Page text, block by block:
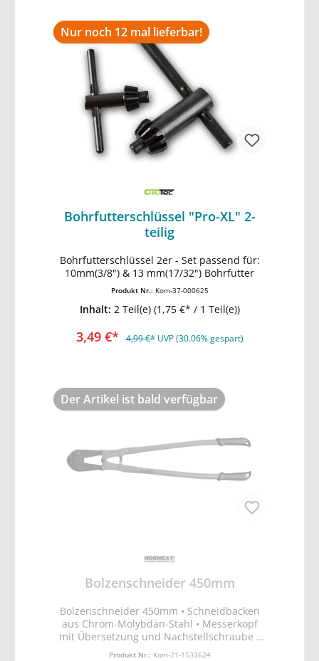
Nur noch 12 mal lieferbar!
Bohrfutterschlüssel "Pro-XL" 2-
teilig
Bohrfutterschlüssel 2er - Set passend für:
10mm(3/8") & 13 mm(17/32") Bohrfutter
Produkt Nr.: Kom-37-000625
Inhalt: 2 Teil(e) (1,75 €* / 1 Teil(e))
3,49 €* 4,99 €* UVP (30.06% gespart)
In den Warenkorb
Der Artikel ist bald verfügbar
Bolzenschneider 450mm
Bolzenschneider 450mm • Schneidbacken
aus Chrom-Molybdän-Stahl • Messerkopf
mit Übersetzung und Nachstellschraube •
Stabile, lackierte Rohrschenkel mit Gummi-
Produkt Nr.: Kom-21-1533624